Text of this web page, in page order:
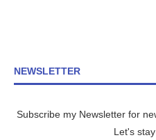
NEWSLETTER
Subscribe my Newsletter for
Let's